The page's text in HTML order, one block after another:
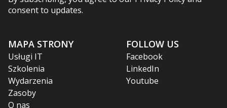
consent to updates.
MAPA STRONY
Usługi IT
Szkolenia
Wydarzenia
Zasoby
O nas
FOLLOW US
Facebook
LinkedIn
Youtube